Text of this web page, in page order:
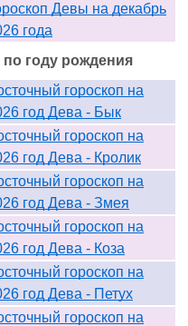
Девы на декабрь
года
году рождения
гороскоп на
год Дева - Бык
гороскоп на
год Дева - Кролик
гороскоп на
год Дева - Змея
гороскоп на
год Дева - Коза
гороскоп на
год Дева - Петух
гороскоп на